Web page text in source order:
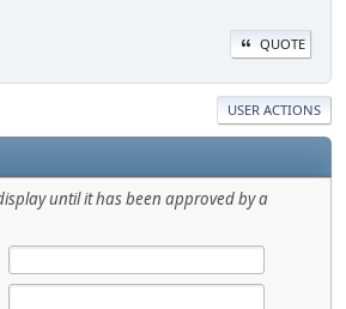
QUOTE
USER ACTIONS
until it has been approved by a